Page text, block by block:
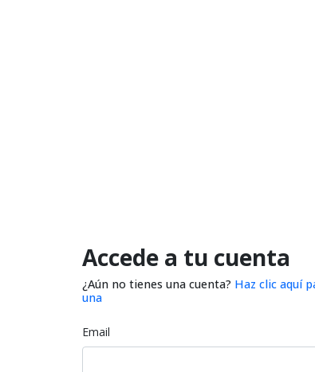
Accede a tu cuenta
¿Aún no tienes una cuenta? Haz clic aquí
una
Email